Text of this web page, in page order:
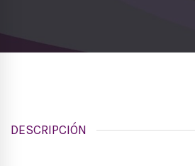
DESCRIPCIÓN